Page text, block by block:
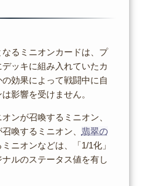
なるミニオンカードは、プ
ッキに組み入れていたカ
効果によって戦闘中に自
影響を受けません。
ンが召喚するミニオン、
喚するミニオン、 翡翠の
ニオンなどは、「1/1化」
ルのステータス値を有し